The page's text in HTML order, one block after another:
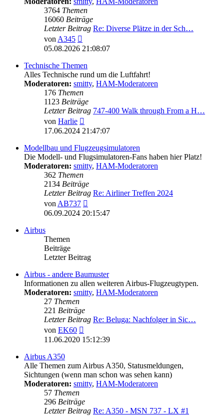
3764 Themen
16060 Beiträge
Letzter Beitrag Re: Diverse Plätze in der Sch…
vonA345
Beitrag
05.08.2026 21:08:07
Technische Themen
Alles Technische rund um die Luftfahrt!
Moderatoren: smitty, HAM-Moderatoren
176 Themen
1123 Beiträge
Letzter Beitrag 747-400 Walk through From a H…
von Harlie
Beitrag
17.06.2024 21:47:07
Modellbau und Flugzeugsimulatoren
Die Modell- und Flugsimulatoren-Fans haben hier Platz!
Moderatoren: smitty, HAM-Moderatoren
362 Themen
2134 Beiträge
Letzter Beitrag Re: Airliner Treffen 2024
vonAB737
Beitrag
06.09.2024 20:15:47
Airbus
Themen
Beiträge
Letzter Beitrag
Airbus - andere Baumuster
Informationen zu allen weiteren Airbus-Flugzeugtypen.
Moderatoren: smitty, HAM-Moderatoren
27 Themen
221 Beiträge
Letzter Beitrag Re: Beluga: Nachfolger in Sic…
von EK60
Beitrag
11.06.2020 15:12:39
Airbus A350
Alle Themen zum Airbus A350, Statusmeldungen,
Sichtungen (wenn man schon was sehen kann)
Moderatoren: smitty, HAM-Moderatoren
57 Themen
296 Beiträge
Letzter Beitrag Re: A350 - MSN 737 - LX #1